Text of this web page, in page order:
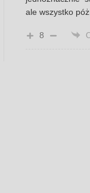
ale wszystko
8